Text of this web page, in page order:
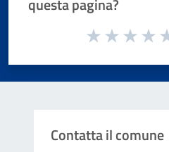
questa pagina?
Valuta da 1 a 5 stelle la pagina
Contatta il comune